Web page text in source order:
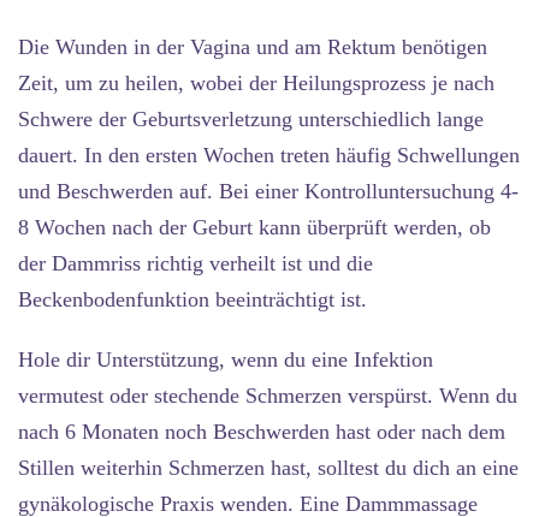
Die Wunden in der Vagina und am Rektum benötigen
Zeit, um zu heilen, wobei der Heilungsprozess je nach
Schwere der Geburtsverletzung unterschiedlich lange
dauert. In den ersten Wochen treten häufig Schwellungen
und Beschwerden auf. Bei einer Kontrolluntersuchung 4-
8 Wochen nach der Geburt kann überprüft werden, ob
der Dammriss richtig verheilt ist und die
Beckenbodenfunktion beeinträchtigt ist.
Hole dir Unterstützung, wenn du eine Infektion
vermutest oder stechende Schmerzen verspürst. Wenn du
nach 6 Monaten noch Beschwerden hast oder nach dem
Stillen weiterhin Schmerzen hast, solltest du dich an eine
gynäkologische Praxis wenden. Eine Dammmassage